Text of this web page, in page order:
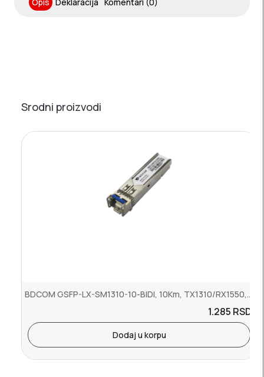
Srodni proizvodi
BDCOM GSFP-LX-SM1310-10-BIDI, 10Km, TX1310/RX1550, LC, DDM
1.285 RSD.
Dodaj u korpu